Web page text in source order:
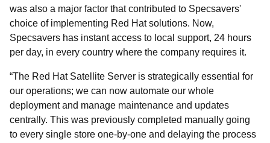
was also a major factor that contributed to Specsavers'
choice of implementing Red Hat solutions. Now,
Specsavers has instant access to local support, 24 hours
per day, in every country where the company requires it.
The Red Hat Satellite Server is strategically essential for
our operations; we can now automate our whole
deployment and manage maintenance and updates
centrally. This was previously completed manually going
to every single store one-by-one and delaying the process